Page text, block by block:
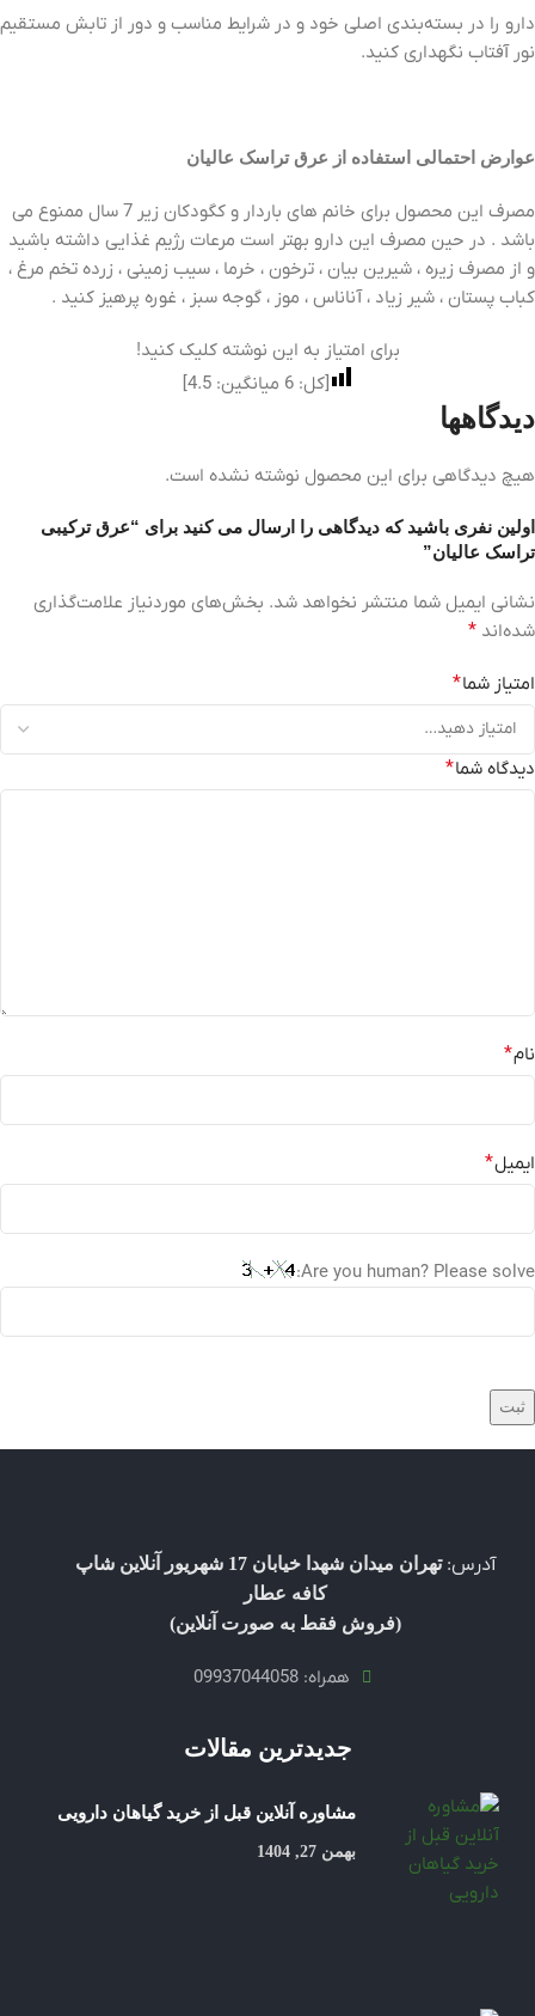
دارو را در بسته‌بندی اصلی خود و در شرایط مناسب و دور از تابش مستقیم
نور آفتاب نگهداری کنید.
عوارض احتمالی استفاده از عرق تراسک عالیان
مصرف این محصول برای خانم های باردار و کگودکان زیر 7 سال ممنوع می
باشد . در حین مصرف این دارو بهتر است مرعات رژیم غذایی داشته باشید
و از مصرف زیره ، شیرین بیان ، ترخون ، خرما ، سیب زمینی ، زرده تخم مرغ ،
کباب پستان ، شیر زیاد ، آناناس ، موز ، گوجه سبز ، غوره پرهیز کنید .
برای امتیاز به این نوشته کلیک کنید!
[کل:6 میانگین:4.5
]
دیدگاهها
هیچ دیدگاهی برای این محصول نوشته نشده است.
اولین نفری باشید که دیدگاهی را ارسال می کنید برای “عرق ترکیبی
تراسک عالیان”
نشانی ایمیل شما منتشر نخواهد شد. بخش‌های موردنیاز علامت‌گذاری
شده‌اند *
امتیاز شما*
دیدگاه شما*
نام*
ایمیل*
Are you human? Please solve:
آدرس:
تهران میدان شهدا خیابان 17 شهریور آنلاین شاپ
کافه عطار
(فروش فقط به صورت آنلاین)
همراه: 09937044058
جدیدترین مقالات
مشاوره آنلاین قبل از خرید گیاهان دارویی
بهمن 27, 1404